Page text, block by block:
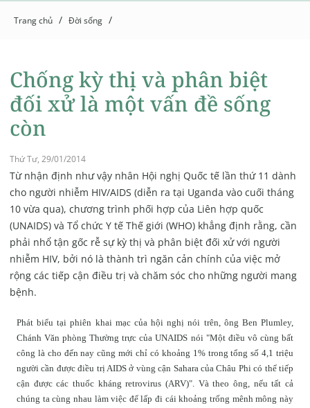
Trang chủ / Đời sống /
Chống kỳ thị và phân biệt
đối xử là một vấn đề sống
còn
Thứ Tư, 29/01/2014
Từ nhận định như vậy nhân Hội nghị Quốc tế lần thứ 11 dành
cho người nhiễm HIV/AIDS (diễn ra tại Uganda vào cuối tháng
10 vừa qua), chương trình phối hợp của Liên hợp quốc
(UNAIDS) và Tổ chức Y tế Thế giới (WHO) khẳng định rằng, cần
phải nhổ tận gốc rễ sự kỳ thị và phân biệt đối xử với người
nhiễm HIV, bởi nó là thành trì ngăn cản chính của việc mở
rộng các tiếp cận điều trị và chăm sóc cho những người mang
bệnh.
Phát biểu tại phiên khai mạc của hội nghị nói trên, ông Ben Plumley,
Chánh Văn phòng Thường trực của UNAIDS nói "Một điều vô cùng bất
công là cho đến nay cũng mới chỉ có khoảng 1% trong tổng số 4,1 triệu
người cần được điều trị AIDS ở vùng cận Sahara của Châu Phi có thể tiếp
cận được các thuốc kháng retrovirus (ARV)". Và theo ông, nếu tất cả
chúng ta cùng nhau làm việc để lấp đi cái khoảng trống mênh mông này